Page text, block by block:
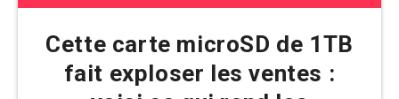
Cette carte microSD de 1TB
fait exploser les ventes :